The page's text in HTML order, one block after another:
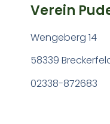
Verein
Wengeberg 14
58339
02338-872683